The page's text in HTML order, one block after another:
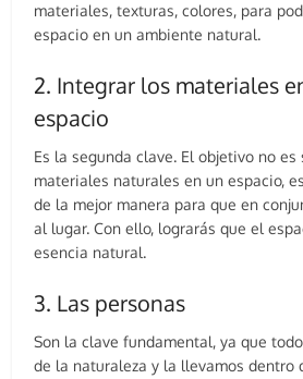
materiales, texturas, colores, para
espacio en un ambiente natural.
2. Integrar los materiales
espacio
Es la segunda clave. El objetivo no
materiales naturales en un espacio,
de la mejor manera para que en
al lugar. Con ello, lograrás que el
esencia natural.
3. Las personas
Son la clave fundamental, ya que
de la naturaleza y la llevamos dentro